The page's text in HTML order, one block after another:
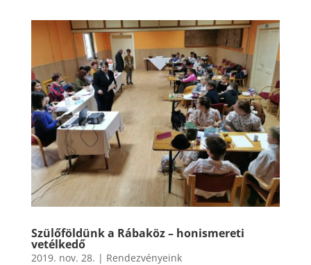
Szülőföldünk a Rábaköz – honismereti
vetélkedő
2019. nov. 28. | Rendezvényeink